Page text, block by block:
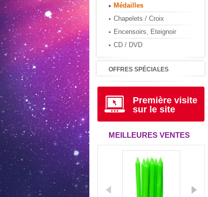
Médailles
Chapelets / Croix
Encensoirs, Eteignoir
CD / DVD
OFFRES SPÉCIALES
Première visite
sur le site
MEILLEURES VENTES